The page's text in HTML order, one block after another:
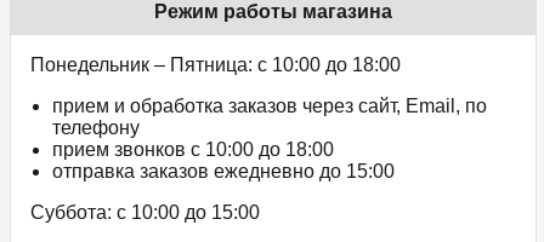
Режим работы магазина
Понедельник – Пятница: с 10:00 до 18:00
прием и обработка заказов через сайт, Email, по
телефону
прием звонков c 10:00 до 18:00
отправка заказов ежедневно до 15:00
Суббота: с 10:00 до 15:00